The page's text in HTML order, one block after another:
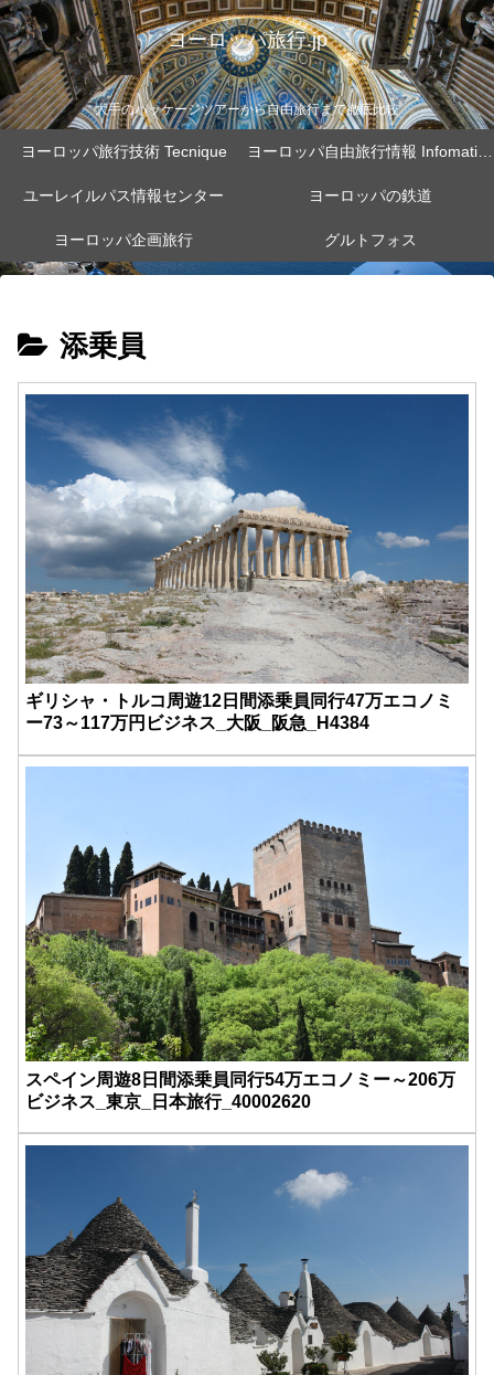
ヨーロッパ旅行.jp
大手のパッケージツアーから自由旅行まで徹底比較
ヨーロッパ旅行技術 Tecnique ヨーロッパ自由旅行情報 Infomation
ユーレイルパス情報センター ヨーロッパの鉄道
ヨーロッパ企画旅行 グルトフォス
添乗員
ギリシャ・トルコ周遊12日間添乗員同行47万エコノミ
ー73～117万円ビジネス_大阪_阪急_H4384
スペイン周遊8日間添乗員同行54万エコノミー～206万
ビジネス_東京_日本旅行_40002620